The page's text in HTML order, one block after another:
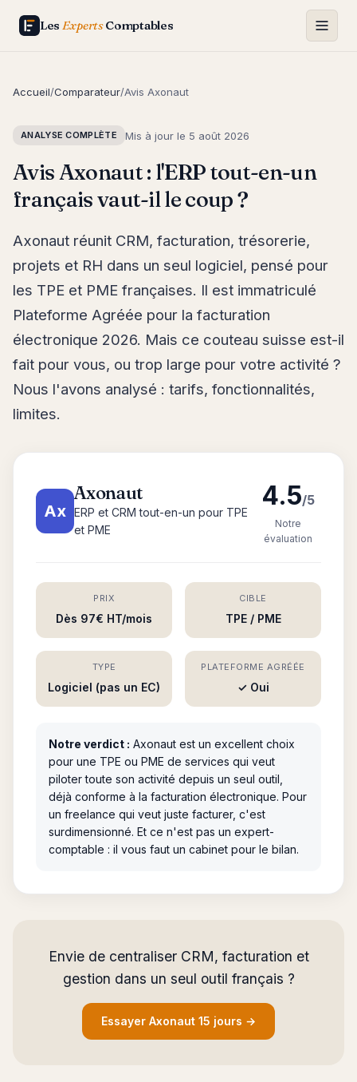
Les ExpertsComptables
Accueil/Comparateur/Avis Axonaut
ANALYSE COMPLÈTE Mis à jour le 5 août 2026
Avis Axonaut : l'ERP tout-en-un
français vaut-il le coup ?
Axonaut réunit CRM, facturation, trésorerie,
projets et RH dans un seul logiciel, pensé pour
les TPE et PME françaises. Il est immatriculé
Plateforme Agréée pour la facturation
électronique 2026. Mais ce couteau suisse est-il
fait pour vous, ou trop large pour votre activité ?
Nous l'avons analysé : tarifs, fonctionnalités,
limites.
Ax
Axonaut
ERP et CRM tout-en-un pour TPE
et PME
4.5/5
Notre
évaluation
PRIX
Dès 97€ HT/mois
CIBLE
TPE / PME
TYPE
Logiciel (pas un EC)
PLATEFORME AGRÉÉE
✓ Oui
Notre verdict : Axonaut est un excellent choix
pour une TPE ou PME de services qui veut
piloter toute son activité depuis un seul outil,
déjà conforme à la facturation électronique. Pour
un freelance qui veut juste facturer, c'est
surdimensionné. Et ce n'est pas un expert-
comptable : il vous faut un cabinet pour le bilan.
Envie de centraliser CRM, facturation et
gestion dans un seul outil français ?
Essayer Axonaut 15 jours →